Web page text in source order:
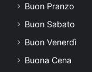
Buon Pranzo
Buon Sabato
Buon Venerdì
Buona Cena